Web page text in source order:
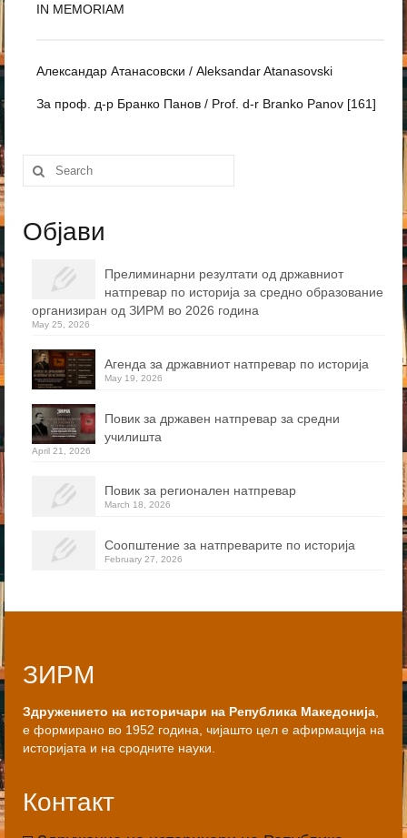
IN MEMORIAM
Александар Атанасовски / Aleksandar Atanasovski
За проф. д-р Бранко Панов / Prof. d-r Branko Panov [161]
Search
for:
Објави
Прелиминарни резултати од државниот
натпревар по историја за средно образование
организиран од ЗИРМ во 2026 година
May 25, 2026
Агенда за државниот натпревар по историја
May 19, 2026
Повик за државен натпревар за средни
училишта
April 21, 2026
Повик за регионален натпревар
March 18, 2026
Соопштение за натпреварите по историја
February 27, 2026
ЗИРМ
Здружението на историчари на Република Македонија,
е формирано во 1952 година, чијашто цел е афирмација на
историјата и на сродните науки.
Контакт